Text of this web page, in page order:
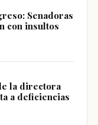
Senadoras
con insultos
la directora
a deficiencias